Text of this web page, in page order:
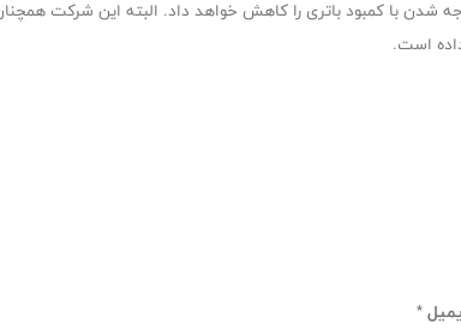
با کمبود باتری را کاهش خواهد داد. البته این شرکت